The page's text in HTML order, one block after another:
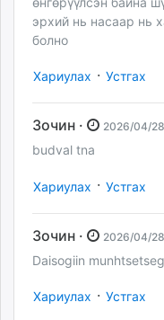
эрхий нь насаар нь
болно
Хариулах · Устгах
Зочин · 2026/04/28
budval tna
Хариулах · Устгах
Зочин · 2026/04/28
Daisogiin
Хариулах · Устгах